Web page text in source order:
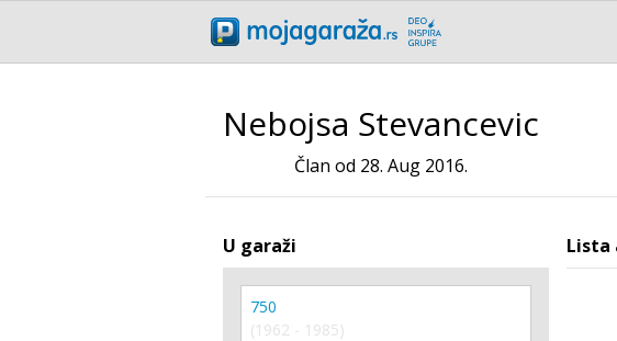
Nebojsa Stevancevic
Član od 28. Aug 2016.
U garaži
750
(1962 - 1985)
Lista